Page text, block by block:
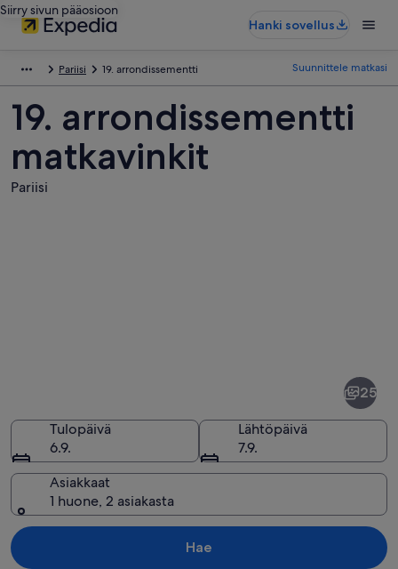
Siirry sivun pääosioon
Hanki sovellus
Pariisi 19. arrondissementti Suunnittele matkasi
19. arrondissementti
matkavinkit
Pariisi
Le Martin Pecheur -niminen vene,
25
Tulopäivä
6.9.
Lähtöpäivä
7.9.
Asiakkaat
1 huone, 2 asiakasta
Hae